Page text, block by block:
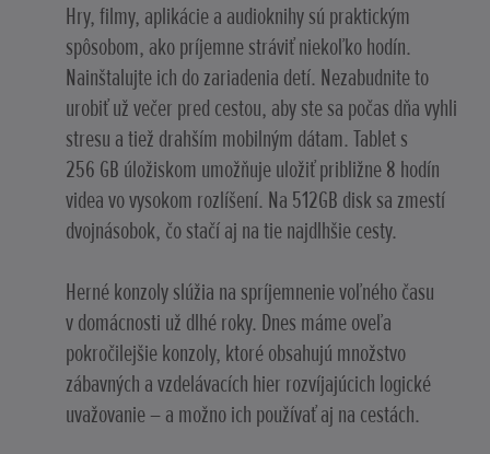
Hry, filmy, aplikácie a audioknihy sú praktickým
spôsobom, ako príjemne stráviť niekoľko hodín.
Nainštalujte ich do zariadenia detí. Nezabudnite to
urobiť už večer pred cestou, aby ste sa počas dňa vyhli
stresu a tiež drahším mobilným dátam. Tablet s
256 GB úložiskom umožňuje uložiť približne 8 hodín
videa vo vysokom rozlíšení. Na 512GB disk sa zmestí
dvojnásobok, čo stačí aj na tie najdlhšie cesty.
Herné konzoly slúžia na spríjemnenie voľného času
v domácnosti už dlhé roky. Dnes máme oveľa
pokročilejšie konzoly, ktoré obsahujú množstvo
zábavných a vzdelávacích hier rozvíjajúcich logické
uvažovanie – a možno ich používať aj na cestách.